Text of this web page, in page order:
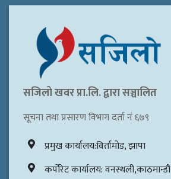
सजिलो खवर प्रा.लि. द्वारा सञ्चालित
सूचना तथा प्रसारण विभाग दर्ता नं ६७९
प्रमुख कार्यालय:विर्तामोड, झापा
कर्पोरेट कार्यालय: वनस्थली,काठमान्डौ